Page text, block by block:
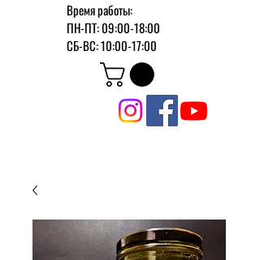
Время работы:
ПН-ПТ: 09:00-18:00
СБ-ВС: 10:00-17:00